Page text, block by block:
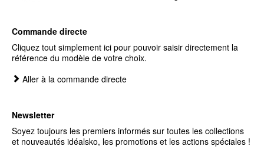
Commande directe
Cliquez tout simplement ici pour pouvoir saisir directement la
référence du modèle de votre choix.
Aller à la commande directe
Newsletter
Soyez toujours les premiers informés sur toutes les collections
et nouveautés idéalsko, les promotions et les actions spéciales !